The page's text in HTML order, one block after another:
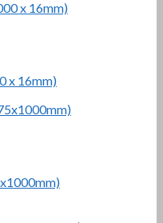
x 16mm)